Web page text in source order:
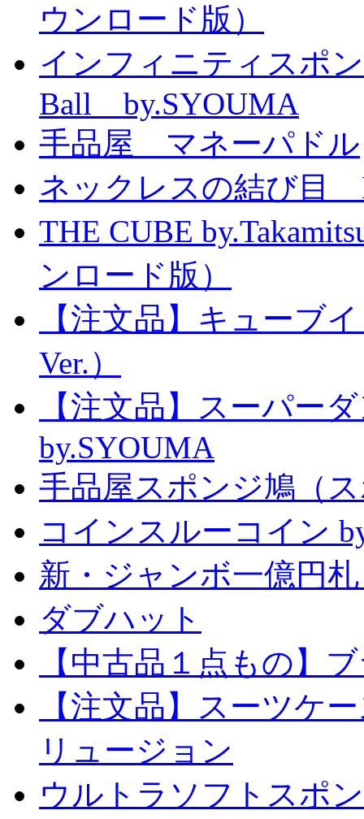
ウンロード版）
インフィニティスポ
Ball by.SYOUMA
手品屋 マネーパドル
ネックレスの結び目
THE CUBE
ンロード版）
【注文品】キューブ
Ver.）
【注文品】スーパ
by.SYOUMA
手品屋スポンジ鳩（
コインスルーコイン
新・ジャンボ一億円
ダブハット
【中古品１点もの】
【注文品】スーツケ
リュージョン
ウルトラソフトスポ